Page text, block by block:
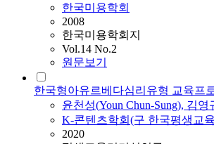
한국미용학회
2008
한국미용학회지
Vol.14 No.2
원문보기
한국형아유르베다심리유형 교육프
윤천성(Youn Chun-Sung), 김영
K-콘텐츠학회(구 한국평생교
2020